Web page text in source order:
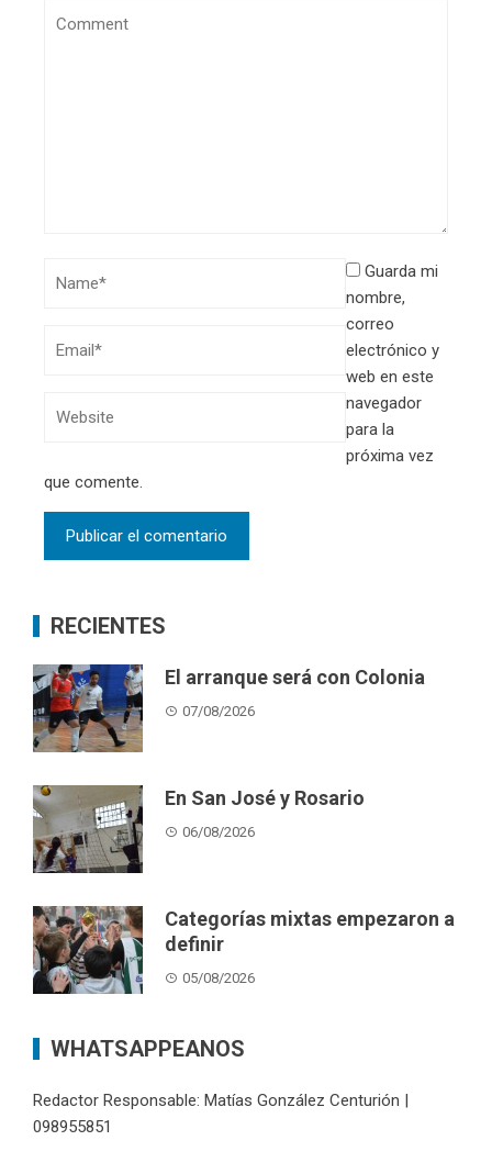
Guarda mi
nombre,
correo
electrónico y
web en este
navegador
para la
próxima vez
que comente.
RECIENTES
El arranque será con Colonia
07/08/2026
En San José y Rosario
06/08/2026
Categorías mixtas empezaron a
definir
05/08/2026
WHATSAPPEANOS
Redactor Responsable: Matías González Centurión |
098955851